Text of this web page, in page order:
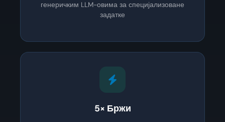
генеричким LLM-овима за специјализоване
задатке
5× Бржи